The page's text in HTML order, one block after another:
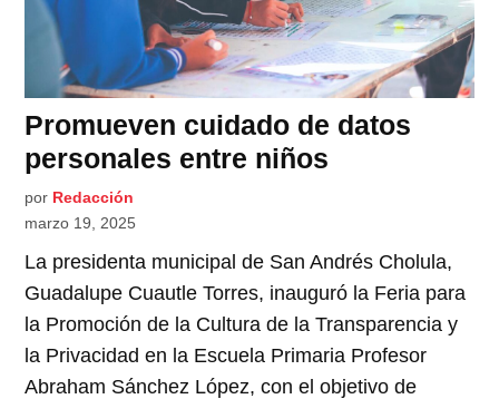
Promueven cuidado de datos
personales entre niños
por Redacción
marzo 19, 2025
La presidenta municipal de San Andrés Cholula,
Guadalupe Cuautle Torres, inauguró la Feria para
la Promoción de la Cultura de la Transparencia y
la Privacidad en la Escuela Primaria Profesor
Abraham Sánchez López, con el objetivo de